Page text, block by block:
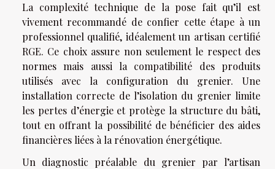
La complexité technique de la pose fait qu’il est
vivement recommandé de confier cette étape à un
professionnel qualifié, idéalement un artisan certifié
RGE. Ce choix assure non seulement le respect des
normes mais aussi la compatibilité des produits
utilisés avec la configuration du grenier. Une
installation correcte de l’isolation du grenier limite
les pertes d’énergie et protège la structure du bâti,
tout en offrant la possibilité de bénéficier des aides
financières liées à la rénovation énergétique.
Un diagnostic préalable du grenier par l’artisan